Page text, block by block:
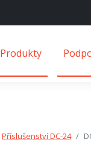
Produkty
Příslušenství DC-24